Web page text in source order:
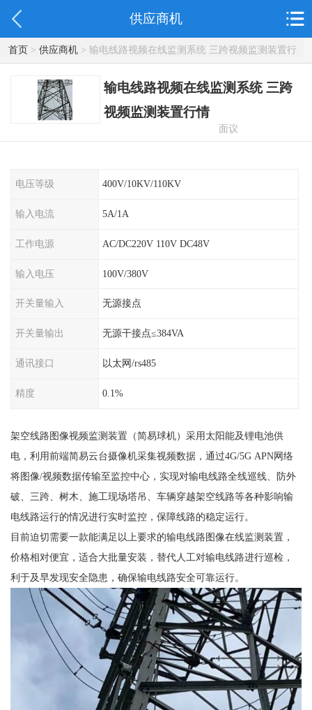
供应商机
首页> 供应商机> 输电线路视频在线监测系统 三跨视频监测装置行
情
输电线路视频在线监测系统 三跨
视频监测装置行情
面议
电压等级 400V/10KV/110KV
输入电流 5A/1A
工作电源 AC/DC220V 110V DC48V
输入电压 100V/380V
开关量输入 无源接点
开关量输出 无源干接点≤384VA
通讯接口 以太网/rs485
精度 0.1%
架空线路图像视频监测装置（简易球机）采用太阳能及锂电池供
电，利用前端简易云台摄像机采集视频数据，通过4G/5G APN网络
将图像/视频数据传输至监控中心，实现对输电线路全线巡线、防外
破、三跨、树木、施工现场塔吊、车辆穿越架空线路等各种影响输
电线路运行的情况进行实时监控，保障线路的稳定运行。
目前迫切需要一款能满足以上要求的输电线路图像在线监测装置，
价格相对便宜，适合大批量安装，替代人工对输电线路进行巡检，
利于及早发现安全隐患，确保输电线路安全可靠运行。